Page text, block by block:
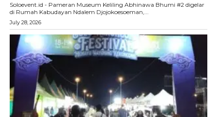
Soloevent.id - Pameran Museum Keliling Abhinawa Bhumi #2 digelar
di Rumah Kabudayan Ndalem Djojokoesoeman,...
July 28, 2026